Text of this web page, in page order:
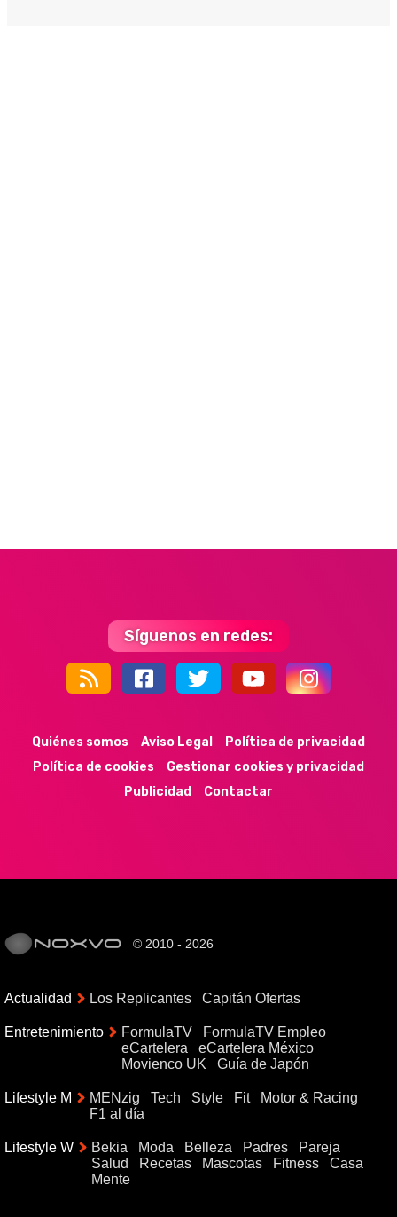
Síguenos en redes:
Quiénes somos Aviso Legal
Política de privacidad
Política de cookies
Gestionar cookies y privacidad
Publicidad
Contactar
© 2010 - 2026
Actualidad Los Replicantes Capitán Ofertas
Entretenimiento FormulaTV
FormulaTV Empleo
eCartelera
eCartelera México
Movienco UK
Guía de Japón
Lifestyle M MENzig Tech Style Fit
Motor & Racing
F1 al día
Lifestyle W Bekia Moda Belleza Padres
Pareja
Salud
Recetas Mascotas Fitness
Casa
Mente